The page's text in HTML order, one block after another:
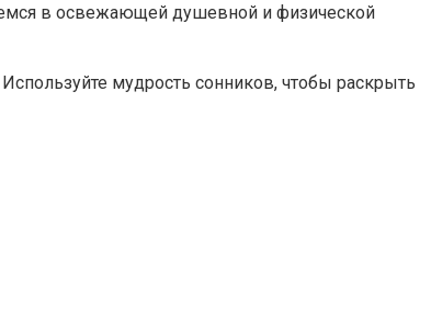
в освежающей душевной и физической
мудрость сонников, чтобы раскрыть